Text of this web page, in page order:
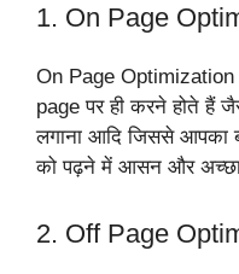
1. On Page
On Page
page पर ही करने होते हैं
लगाना आदि जिससे आपका
को पढ़ने में आसन और
2. Off Page